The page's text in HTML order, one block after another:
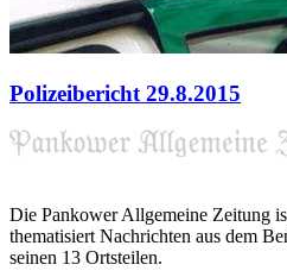
Polizeibericht 29.8.2015
Die Pankower Allgemeine Zeitung
thematisiert Nachrichten aus dem
seinen 13 Ortsteilen.